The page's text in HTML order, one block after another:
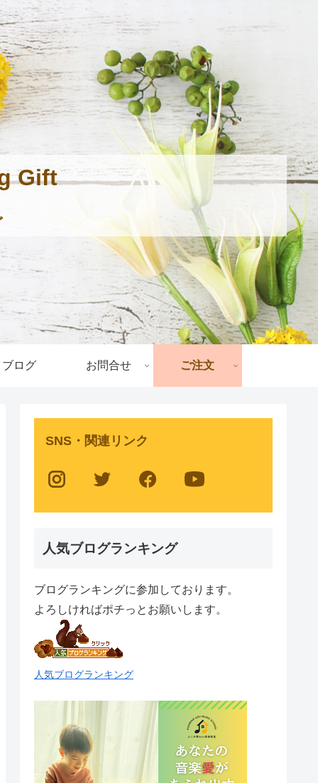
Gift
ブログ お問合せ ご注文
SNS・関連リンク
人気ブログランキング
ブログランキングに参加しております。
よろしければポチっとお願いします。
人気ブログランキング